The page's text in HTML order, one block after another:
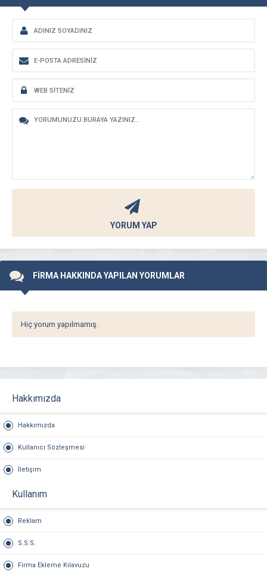
YORUM YAP
FİRMA HAKKINDA YAPILAN YORUMLAR
Hiç yorum yapılmamış.
Hakkımızda
Hakkımızda
Kullanıcı Sözleşmesi
İletişim
Kullanım
Reklam
S.S.S.
Firma Ekleme Kılavuzu